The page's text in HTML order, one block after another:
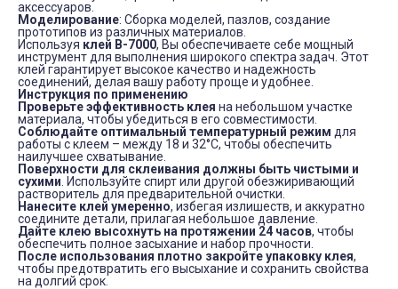
аксессуаров.
Моделирование: Сборка моделей, пазлов, создание
прототипов из различных материалов.
Используя клей B-7000, Вы обеспечиваете себе мощный
инструмент для выполнения широкого спектра задач. Этот
клей гарантирует высокое качество и надежность
соединений, делая вашу работу проще и удобнее.
Инструкция по применению
Проверьте эффективность клея на небольшом участке
материала, чтобы убедиться в его совместимости.
Соблюдайте оптимальный температурный режим для
работы с клеем – между 18 и 32°C, чтобы обеспечить
наилучшее схватывание.
Поверхности для склеивания должны быть чистыми и
сухими . Используйте спирт или другой обезжиривающий
растворитель для предварительной очистки.
Нанесите клей умеренно, избегая излишеств, и аккуратно
соедините детали, прилагая небольшое давление.
Дайте клею высохнуть на протяжении 24 часов, чтобы
обеспечить полное засыхание и набор прочности.
После использования плотно закройте упаковку клея,
чтобы предотвратить его высыхание и сохранить свойства
на долгий срок.